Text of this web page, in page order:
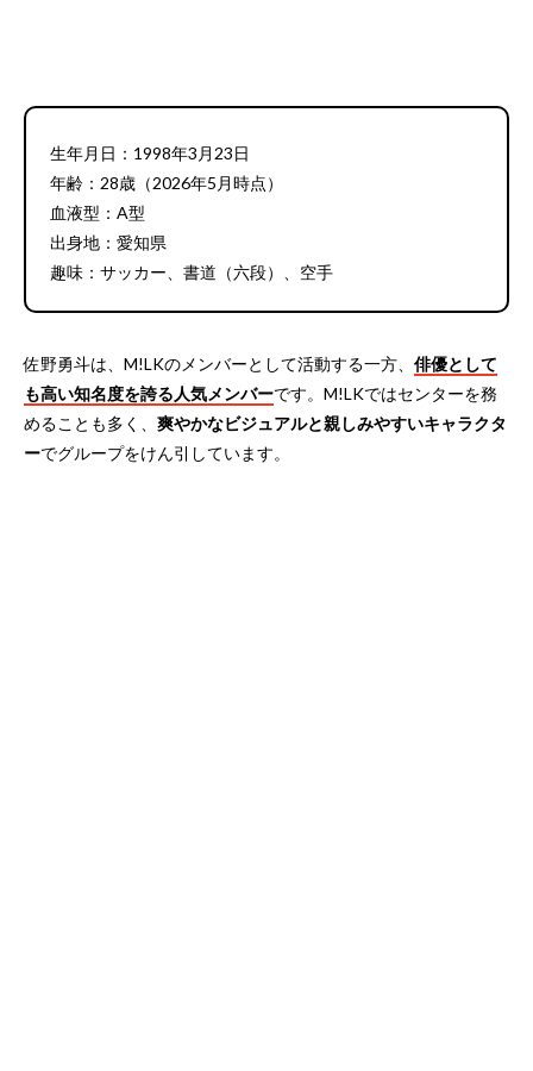
生年月日：1998年3月23日
年齢：28歳（2026年5月時点）
血液型：A型
出身地：愛知県
趣味：サッカー、書道（六段）、空手
佐野勇斗は、M!LKのメンバーとして活動する一方、 俳優として
も高い知名度を誇る人気メンバーです。M!LKではセンターを務
めることも多く、 爽やかなビジュアルと親しみやすいキャラクタ
ーでグループをけん引しています。